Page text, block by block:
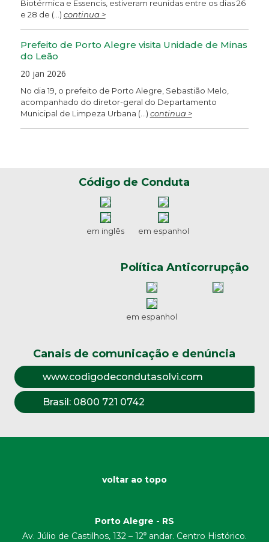
Biotérmica e Essencis, estiveram reunidas entre os dias 26
e 28 de (...) continua >
Prefeito de Porto Alegre visita Unidade de Minas
do Leão
20 jan 2026
No dia 19, o prefeito de Porto Alegre, Sebastião Melo,
acompanhado do diretor-geral do Departamento
Municipal de Limpeza Urbana (...) continua >
Código de Conduta
em inglês em espanhol
Política Anticorrupção
em espanhol
Canais de comunicação e denúncia
www.codigodecondutasolvi.com
Brasil: 0800 721 0742
voltar ao topo
Porto Alegre - RS
Av. Júlio de Castilhos, 132 – 12⁰ andar. Centro Histórico.